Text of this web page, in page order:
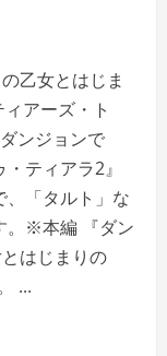
乙女とはじま
アーズ・ト
ンジョンで
ティアラ2』
、「タルト」な
。※本編 『ダン
はじまりの
...